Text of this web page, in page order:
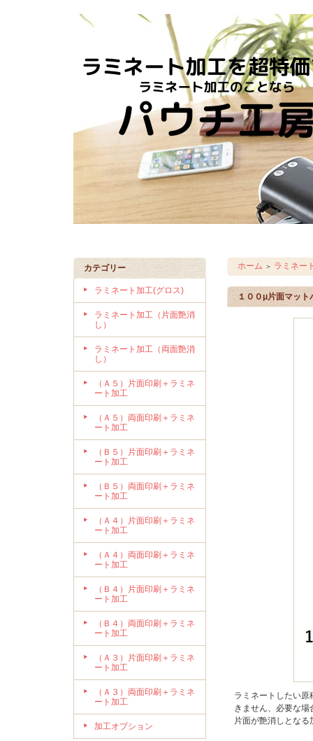
カテゴリー
ラミネート加工(グロス)
ラミネート加工（片面艶消
し）
ラミネート加工（両面艶消
し）
（Ａ５）片面印刷＋ラミネ
ート加工
（Ａ５）両面印刷＋ラミネ
ート加工
（Ｂ５）片面印刷＋ラミネ
ート加工
（Ｂ５）両面印刷＋ラミネ
ート加工
（Ａ４）片面印刷＋ラミネ
ート加工
（Ａ４）両面印刷＋ラミネ
ート加工
（Ｂ４）片面印刷＋ラミネ
ート加工
（Ｂ４）両面印刷＋ラミネ
ート加工
（Ａ３）片面印刷＋ラミネ
ート加工
（Ａ３）両面印刷＋ラミネ
ート加工
加工オプション
ホーム ＞ ラミネー
１００μ片面マッ
ラミネートしたい
きません、必要な
片面が艶消しとな